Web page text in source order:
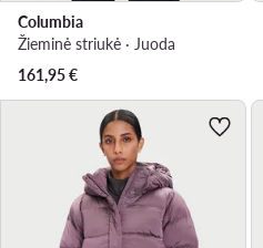
Columbia
Žieminė striukė · Juoda
161,95€